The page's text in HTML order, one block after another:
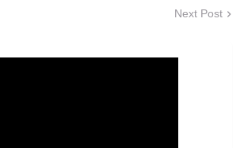
Next Post